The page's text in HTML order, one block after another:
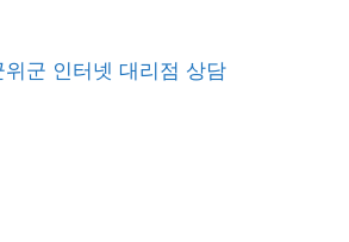
위군 인터넷 대리점 상담